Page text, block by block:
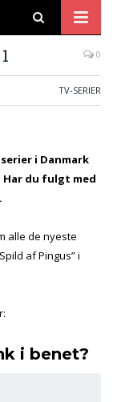
0
TV-SERIER
i Danmark
du fulgt med
alle de nyeste
af Pingus” i
i benet?